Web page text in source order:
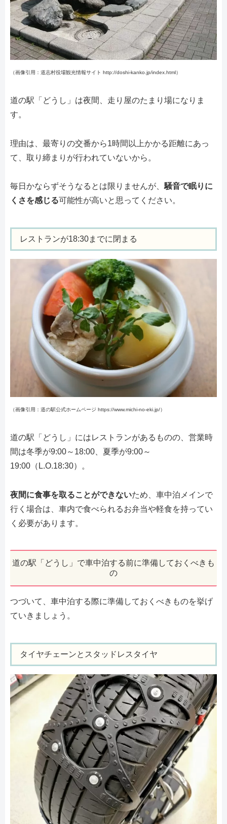
（画像引用：道志村役場観光情報サイト http://doshi-kanko.jp/index.html）
道の駅「どうし」は夜間、走り屋のたまり場になりま
す。
理由は、最寄りの交番から1時間以上かかる距離にあっ
て、取り締まりが行われていないから。
毎日かならずそうなるとは限りませんが、騒音で眠りに
くさを感じる可能性が高いと思ってください。
レストランが18:30までに閉まる
（画像引用：道の駅公式ホームページ https://www.michi-no-eki.jp/）
道の駅「どうし」にはレストランがあるものの、営業時
間は冬季が9:00～18:00、夏季が9:00～
19:00（L.O.18:30）。
夜間に食事を取ることができないため、車中泊メインで
行く場合は、車内で食べられるお弁当や軽食を持ってい
く必要があります。
道の駅「どうし」で車中泊する前に準備しておくべきも
の
つづいて、車中泊する際に準備しておくべきものを挙げ
ていきましょう。
タイヤチェーンとスタッドレスタイヤ